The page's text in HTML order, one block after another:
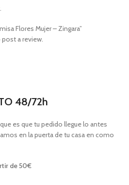
Flores Mujer – Zingara”
a review.
48/72h
es que tu pedido llegue lo antes
en la puerta de tu casa en como
de 50€